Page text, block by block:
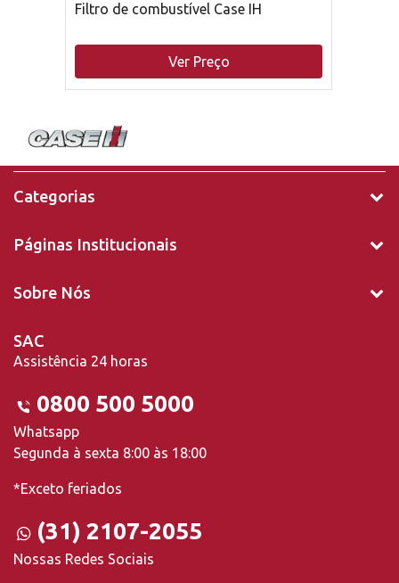
Filtro de combustível Case IH
Ver Preço
Categorias
Páginas Institucionais
Sobre Nós
SAC
Assistência 24 horas
0800 500 5000
Whatsapp
Segunda à sexta 8:00 às 18:00
*Exceto feriados
(31) 2107-2055
Nossas Redes Sociais